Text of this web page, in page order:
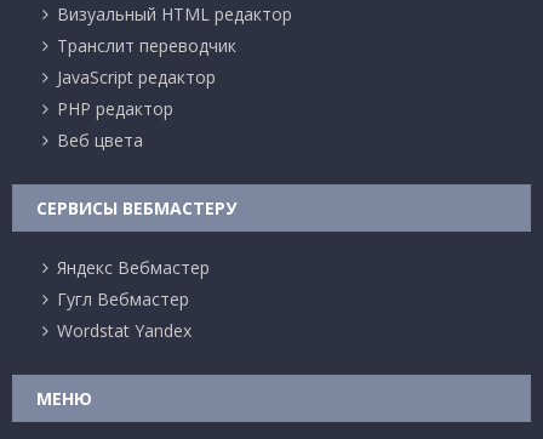
Визуальный HTML редактор
Транслит переводчик
JavaScript редактор
PHP редактор
Веб цвета
СЕРВИСЫ ВЕБМАСТЕРУ
Яндекс Вебмастер
Гугл Вебмастер
Wordstat Yandex
МЕНЮ